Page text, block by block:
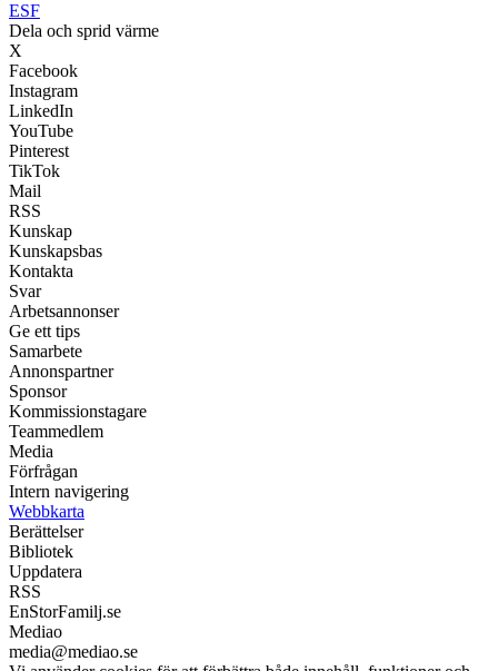
ESF
Dela och sprid värme
X
Facebook
Instagram
LinkedIn
YouTube
Pinterest
TikTok
Mail
RSS
Kunskap
Kunskapsbas
Kontakta
Svar
Arbetsannonser
Ge ett tips
Samarbete
Annonspartner
Sponsor
Kommissionstagare
Teammedlem
Media
Förfrågan
Intern navigering
Webbkarta
Berättelser
Bibliotek
Uppdatera
RSS
EnStorFamilj.se
Mediao
media@mediao.se